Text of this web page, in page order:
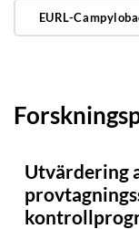
EURL-
Utvärdering